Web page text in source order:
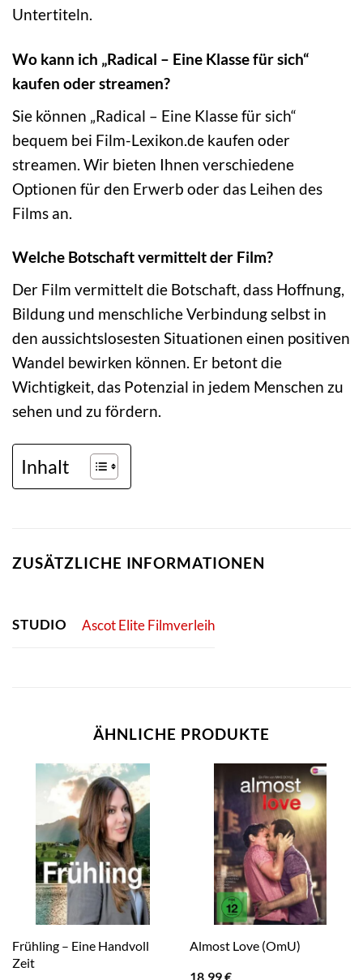
Untertiteln.
Wo kann ich „Radical – Eine Klasse für sich“
kaufen oder streamen?
Sie können „Radical – Eine Klasse für sich“
bequem bei Film-Lexikon.de kaufen oder
streamen. Wir bieten Ihnen verschiedene
Optionen für den Erwerb oder das Leihen des
Films an.
Welche Botschaft vermittelt der Film?
Der Film vermittelt die Botschaft, dass Hoffnung,
Bildung und menschliche Verbindung selbst in
den aussichtslosesten Situationen einen positiven
Wandel bewirken können. Er betont die
Wichtigkeit, das Potenzial in jedem Menschen zu
sehen und zu fördern.
Inhalt
ZUSÄTZLICHE INFORMATIONEN
STUDIO Ascot Elite Filmverleih
ÄHNLICHE PRODUKTE
Frühling – Eine Handvoll
Zeit
Almost Love (OmU)
18,99€